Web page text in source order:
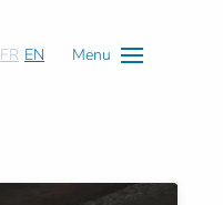
FR EN Menu